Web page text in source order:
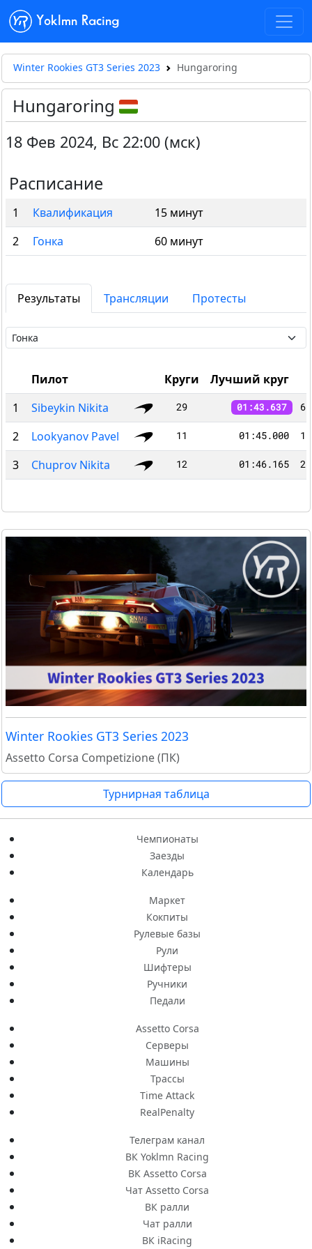
Yoklmn Racing
Winter Rookies GT3 Series 2023 Hungaroring
Hungaroring
18 Фев 2024, Вс 22:00 (мск)
Расписание
1 Квалификация
15 минут
2
Гонка 60 минут
Результаты Трансляции Протесты
Пилот Круги
Лучший круг
1
Sibeykin Nikita 29 01:43.637
2 Lookyanov Pavel 11 01:45.000
3 Chuprov Nikita 12 01:46.165
Winter Rookies GT3 Series 2023
Assetto Corsa Competizione (ПК)
Турнирная таблица
Чемпионаты
Заезды
Календарь
Маркет
Кокпиты
Рулевые базы
Рули
Шифтеры
Ручники
Педали
Assetto Corsa
Серверы
Машины
Трассы
Time Attack
RealPenalty
Телеграм канал
ВК Yoklmn Racing
ВК Assetto Corsa
Чат Assetto Corsa
ВК ралли
Чат ралли
ВК iRacing